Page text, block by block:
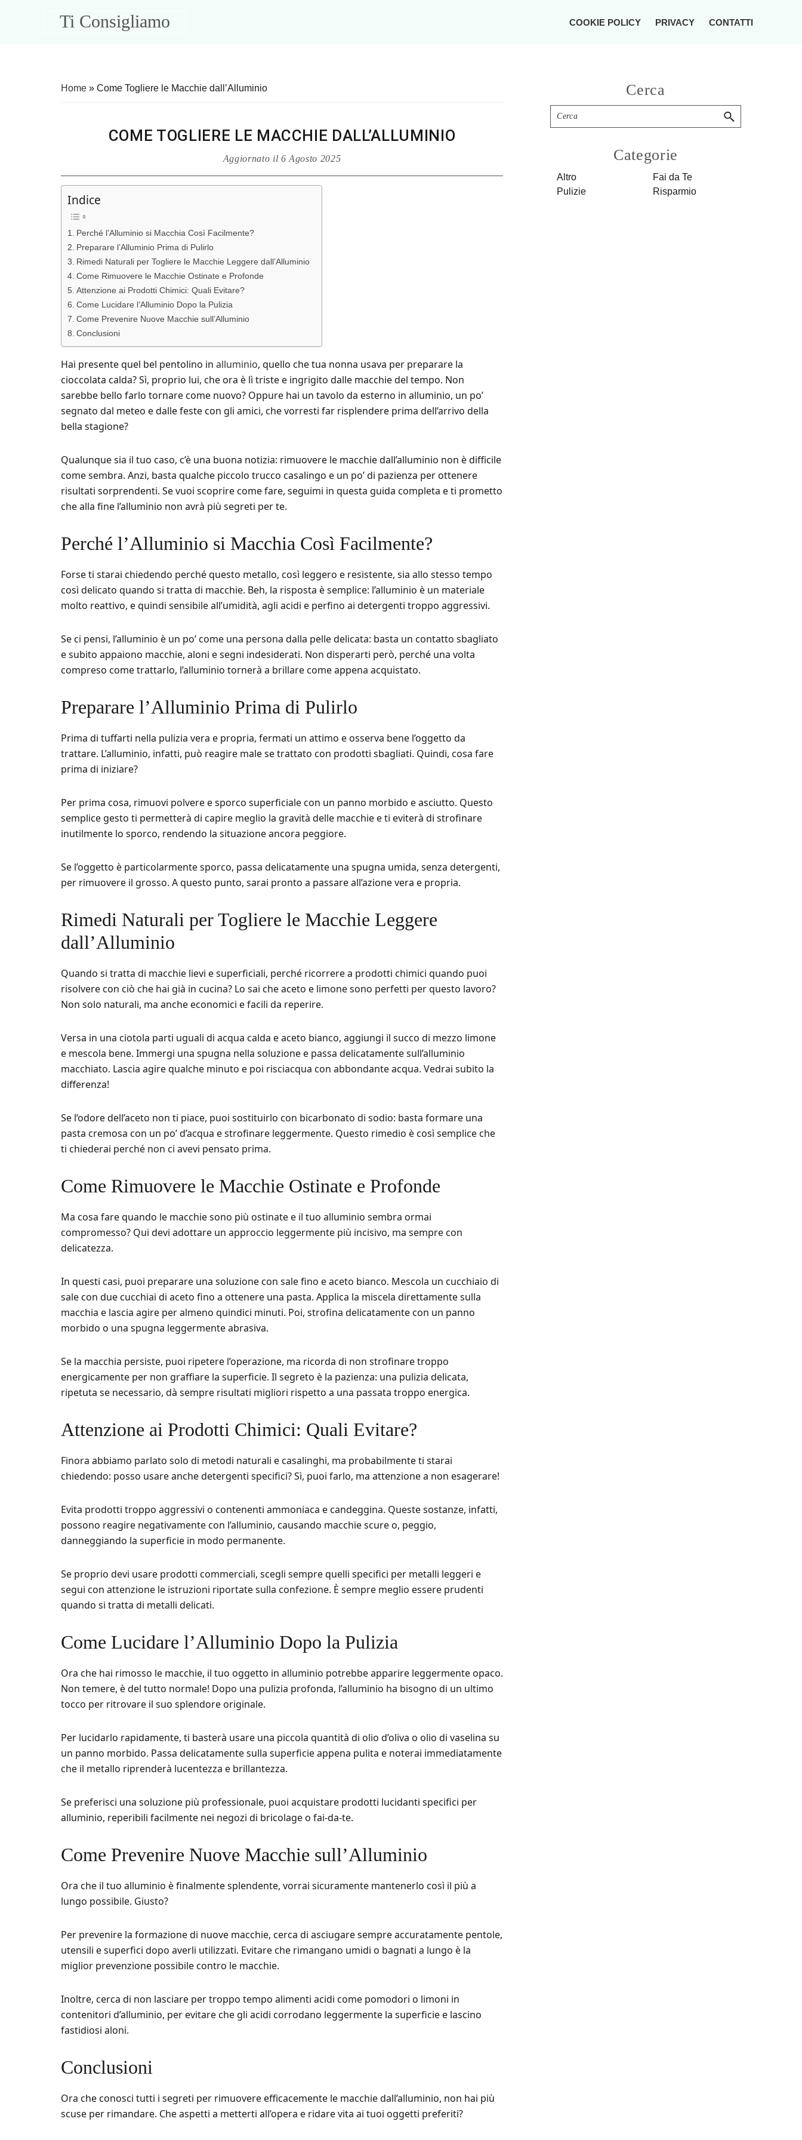
Ti Consigliamo COOKIE POLICY PRIVACY CONTATTI
Home » Come Togliere le Macchie dall’Alluminio
COME TOGLIERE LE MACCHIE DALL’ALLUMINIO
Aggiornato il 6 Agosto 2025
Indice
Perché l’Alluminio si Macchia Così Facilmente?
Preparare l’Alluminio Prima di Pulirlo
Rimedi Naturali per Togliere le Macchie Leggere dall’Alluminio
Come Rimuovere le Macchie Ostinate e Profonde
Attenzione ai Prodotti Chimici: Quali Evitare?
Come Lucidare l’Alluminio Dopo la Pulizia
Come Prevenire Nuove Macchie sull’Alluminio
Conclusioni
Hai presente quel bel pentolino in alluminio, quello che tua nonna usava per preparare la
cioccolata calda? Sì, proprio lui, che ora è lì triste e ingrigito dalle macchie del tempo. Non
sarebbe bello farlo tornare come nuovo? Oppure hai un tavolo da esterno in alluminio, un po’
segnato dal meteo e dalle feste con gli amici, che vorresti far risplendere prima dell’arrivo della
bella stagione?
Qualunque sia il tuo caso, c’è una buona notizia: rimuovere le macchie dall’alluminio non è difficile
come sembra. Anzi, basta qualche piccolo trucco casalingo e un po’ di pazienza per ottenere
risultati sorprendenti. Se vuoi scoprire come fare, seguimi in questa guida completa e ti prometto
che alla fine l’alluminio non avrà più segreti per te.
Perché l’Alluminio si Macchia Così Facilmente?
Forse ti starai chiedendo perché questo metallo, così leggero e resistente, sia allo stesso tempo
così delicato quando si tratta di macchie. Beh, la risposta è semplice: l’alluminio è un materiale
molto reattivo, e quindi sensibile all’umidità, agli acidi e perfino ai detergenti troppo aggressivi.
Se ci pensi, l’alluminio è un po’ come una persona dalla pelle delicata: basta un contatto sbagliato
e subito appaiono macchie, aloni e segni indesiderati. Non disperarti però, perché una volta
compreso come trattarlo, l’alluminio tornerà a brillare come appena acquistato.
Preparare l’Alluminio Prima di Pulirlo
Prima di tuffarti nella pulizia vera e propria, fermati un attimo e osserva bene l’oggetto da
trattare. L’alluminio, infatti, può reagire male se trattato con prodotti sbagliati. Quindi, cosa fare
prima di iniziare?
Per prima cosa, rimuovi polvere e sporco superficiale con un panno morbido e asciutto. Questo
semplice gesto ti permetterà di capire meglio la gravità delle macchie e ti eviterà di strofinare
inutilmente lo sporco, rendendo la situazione ancora peggiore.
Se l’oggetto è particolarmente sporco, passa delicatamente una spugna umida, senza detergenti,
per rimuovere il grosso. A questo punto, sarai pronto a passare all’azione vera e propria.
Rimedi Naturali per Togliere le Macchie Leggere
dall’Alluminio
Quando si tratta di macchie lievi e superficiali, perché ricorrere a prodotti chimici quando puoi
risolvere con ciò che hai già in cucina? Lo sai che aceto e limone sono perfetti per questo lavoro?
Non solo naturali, ma anche economici e facili da reperire.
Versa in una ciotola parti uguali di acqua calda e aceto bianco, aggiungi il succo di mezzo limone
e mescola bene. Immergi una spugna nella soluzione e passa delicatamente sull’alluminio
macchiato. Lascia agire qualche minuto e poi risciacqua con abbondante acqua. Vedrai subito la
differenza!
Se l’odore dell’aceto non ti piace, puoi sostituirlo con bicarbonato di sodio: basta formare una
pasta cremosa con un po’ d’acqua e strofinare leggermente. Questo rimedio è così semplice che
ti chiederai perché non ci avevi pensato prima.
Come Rimuovere le Macchie Ostinate e Profonde
Ma cosa fare quando le macchie sono più ostinate e il tuo alluminio sembra ormai
compromesso? Qui devi adottare un approccio leggermente più incisivo, ma sempre con
delicatezza.
In questi casi, puoi preparare una soluzione con sale fino e aceto bianco. Mescola un cucchiaio di
sale con due cucchiai di aceto fino a ottenere una pasta. Applica la miscela direttamente sulla
macchia e lascia agire per almeno quindici minuti. Poi, strofina delicatamente con un panno
morbido o una spugna leggermente abrasiva.
Se la macchia persiste, puoi ripetere l’operazione, ma ricorda di non strofinare troppo
energicamente per non graffiare la superficie. Il segreto è la pazienza: una pulizia delicata,
ripetuta se necessario, dà sempre risultati migliori rispetto a una passata troppo energica.
Attenzione ai Prodotti Chimici: Quali Evitare?
Finora abbiamo parlato solo di metodi naturali e casalinghi, ma probabilmente ti starai
chiedendo: posso usare anche detergenti specifici? Sì, puoi farlo, ma attenzione a non esagerare!
Evita prodotti troppo aggressivi o contenenti ammoniaca e candeggina. Queste sostanze, infatti,
possono reagire negativamente con l’alluminio, causando macchie scure o, peggio,
danneggiando la superficie in modo permanente.
Se proprio devi usare prodotti commerciali, scegli sempre quelli specifici per metalli leggeri e
segui con attenzione le istruzioni riportate sulla confezione. È sempre meglio essere prudenti
quando si tratta di metalli delicati.
Come Lucidare l’Alluminio Dopo la Pulizia
Ora che hai rimosso le macchie, il tuo oggetto in alluminio potrebbe apparire leggermente opaco.
Non temere, è del tutto normale! Dopo una pulizia profonda, l’alluminio ha bisogno di un ultimo
tocco per ritrovare il suo splendore originale.
Per lucidarlo rapidamente, ti basterà usare una piccola quantità di olio d’oliva o olio di vaselina su
un panno morbido. Passa delicatamente sulla superficie appena pulita e noterai immediatamente
che il metallo riprenderà lucentezza e brillantezza.
Se preferisci una soluzione più professionale, puoi acquistare prodotti lucidanti specifici per
alluminio, reperibili facilmente nei negozi di bricolage o fai-da-te.
Come Prevenire Nuove Macchie sull’Alluminio
Ora che il tuo alluminio è finalmente splendente, vorrai sicuramente mantenerlo così il più a
lungo possibile. Giusto?
Per prevenire la formazione di nuove macchie, cerca di asciugare sempre accuratamente pentole,
utensili e superfici dopo averli utilizzati. Evitare che rimangano umidi o bagnati a lungo è la
miglior prevenzione possibile contro le macchie.
Inoltre, cerca di non lasciare per troppo tempo alimenti acidi come pomodori o limoni in
contenitori d’alluminio, per evitare che gli acidi corrodano leggermente la superficie e lascino
fastidiosi aloni.
Conclusioni
Ora che conosci tutti i segreti per rimuovere efficacemente le macchie dall’alluminio, non hai più
scuse per rimandare. Che aspetti a metterti all’opera e ridare vita ai tuoi oggetti preferiti?
Sidebar
Cerca
Cerca
Categorie
Altro
Fai da Te
Pulizie
Risparmio